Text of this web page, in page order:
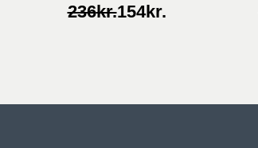
236kr.
Original154kr.
Current